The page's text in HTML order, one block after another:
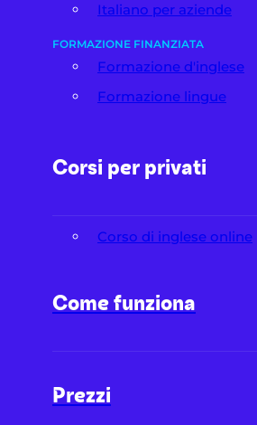
Italiano per aziende
FORMAZIONE FINANZIATA
Formazione d'inglese
Formazione lingue
Corsi per privati
Corso di inglese online
Come funziona
Prezzi